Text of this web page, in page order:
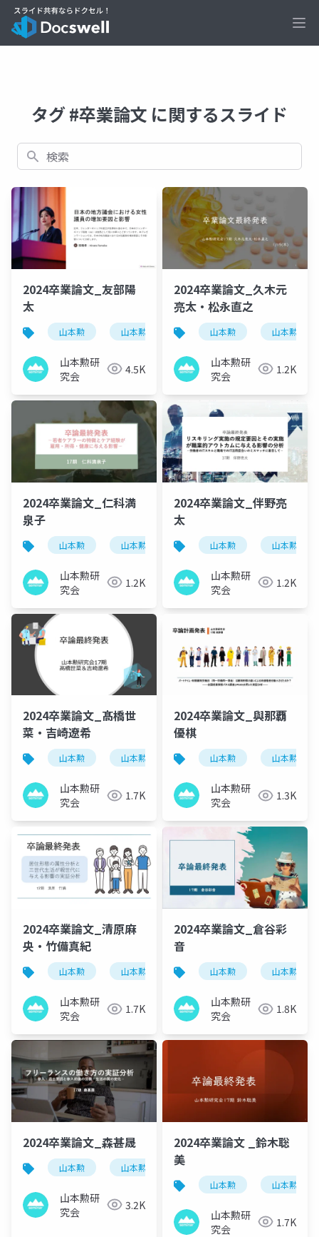
タグ #卒業論文 に関するスライド
検索
2024卒業論文_友部陽
太
山本勲 山本勲研究会 計量経済 stata
山本勲研
究会
4.5K
2024卒業論文_久木元
亮太・松永直之
山本勲 山本勲研究
山本勲研
究会
1.2K
2024卒業論文_仁科満
泉子
山本勲 山本勲研究会 計量経済 stata
山本勲研
究会
1.2K
2024卒業論文_伴野亮
太
山本勲 山本勲研究
山本勲研
究会
1.2K
2024卒業論文_髙橋世
菜・吉崎​遼希
山本勲 山本勲研究会 計量経済 stata
山本勲研
究会
1.7K
2024卒業論文_與那覇
優棋
山本勲 山本勲研究
山本勲研
究会
1.3K
2024卒業論文_清原麻
央・竹備真紀
山本勲 山本勲研究会 計量経済 stata
山本勲研
究会
1.7K
2024卒業論文_倉谷彩
音
山本勲 山本勲研究
山本勲研
究会
1.8K
2024卒業論文_森甚晟
山本勲 山本勲研究会
山本勲研
究会
3.2K
2024卒業論文 _鈴木聡
美
山本勲 山本勲研究
山本勲研
究会
1.7K